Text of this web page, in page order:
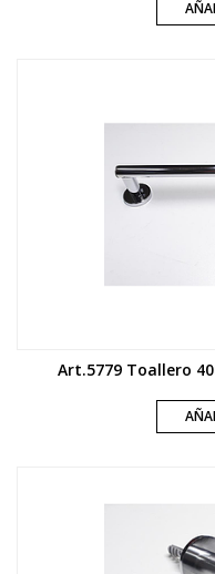
Art.5779 Toallero